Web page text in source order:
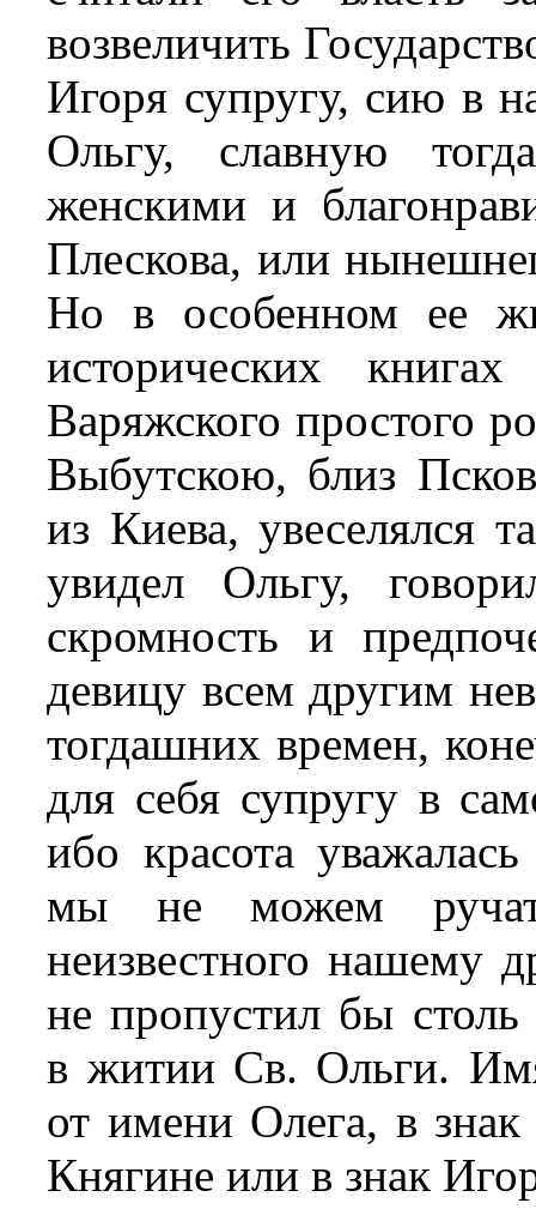
возвеличить
Игоря супругу, сию в
Ольгу, славную
женскими и
Плескова, или
Но в особенном ее
исторических
Варяжского простого
Выбутскою, близ
из Киева, увеселялся
увидел Ольгу,
скромность и
девицу всем другим
тогдашних времен,
для себя супругу в
ибо красота
мы не можем
неизвестного нашему
не пропустил бы столь
в житии Св. Ольги.
от имени Олега, в
Княгине или в знак